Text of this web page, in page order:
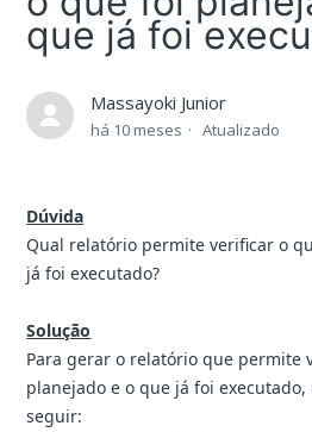
que já foi
Massayoki Junior
há 10 meses Atualizado
Dúvida
Qual relatório permite verificar o
já foi executado?
Solução
Para gerar o relatório que permite
planejado e o que já foi executado,
seguir: